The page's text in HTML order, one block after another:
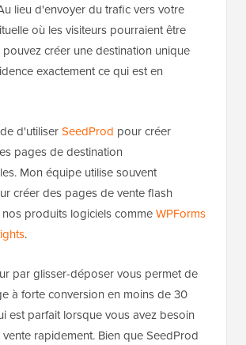
lieu d'envoyer du trafic vers votre
où les visiteurs pourraient être
créer une destination unique
exactement ce qui est en
d'utiliserSeedProd pour créer
pages de destination
Mon équipe utilise souvent
créer des pages de vente flash
produits logiciels commeWPForms
.
par glisser-déposer vous permet de
à forte conversion en moins de 30
est parfait lorsque vous avez besoin
rapidement. Bien que SeedProd